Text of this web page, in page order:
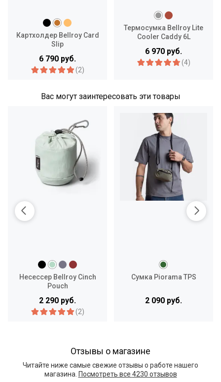
Картхолдер Bellroy Card
Slip
6 790 руб.
(2)
Термосумка Bellroy Lite
Cooler Caddy 6L
6 970 руб.
(4)
Вас могут заинтересовать эти товары
Несессер Bellroy Cinch
Pouch
2 290 руб.
(2)
Сумка Piorama TPS
2 090 руб.
Отзывы о магазине
Читайте ниже самые свежие отзывы о работе нашего
магазина. Посмотреть все 4230 отзывов